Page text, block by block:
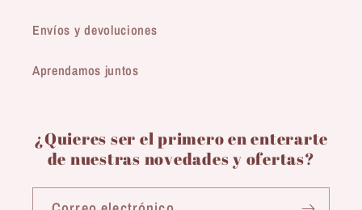
Envíos y devoluciones
Aprendamos juntos
¿Quieres ser el primero en enterarte
de nuestras novedades y ofertas?